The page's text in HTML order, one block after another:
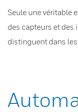
Seule une véritable
des capteurs et
distinguent dans